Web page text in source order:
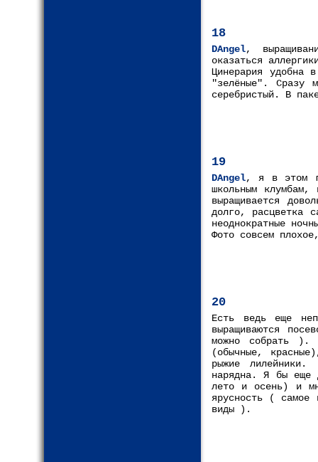
18
DAngel,
оказаться
Цинерария удобна
"зелёные". Сразу
серебристый. В
19
DAngel, я в этом
школьным
выращивается
долго, расцветка
неоднократные
Фото совсем
20
Есть ведь еще
выращиваются
можно собрать ).
(обычные,
рыжие
нарядна. Я бы еще
лето и осень) и
ярусность (
виды ).